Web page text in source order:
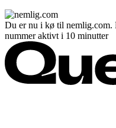
Du er nu i kø til nemlig.com.
nummer aktivt i 10 minutter